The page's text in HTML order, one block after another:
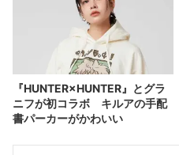
『HUNTER×HUNTER』とグラ
ニフが初コラボ キルアの手配
書パーカーがかわいい